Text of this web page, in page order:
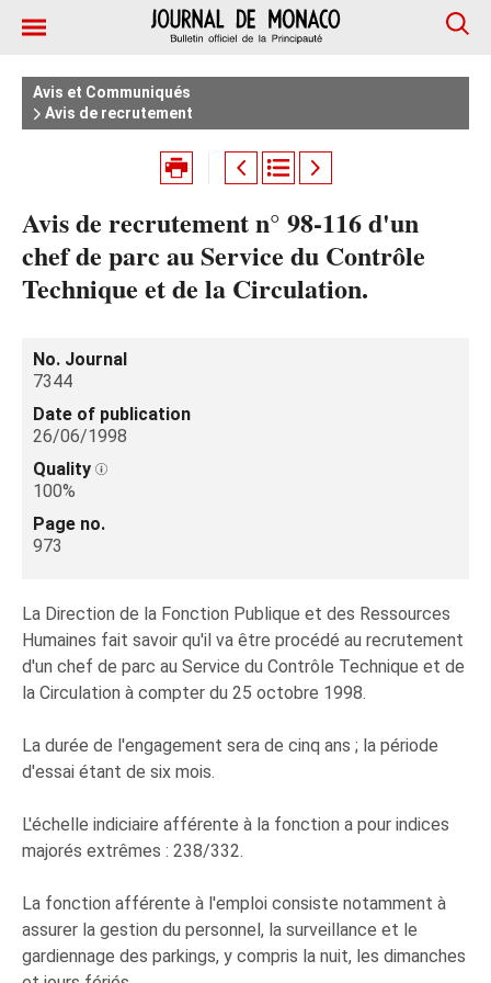
Avis et Communiqués
Avis de recrutement
Avis de recrutement n° 98-116 d'un
chef de parc au Service du Contrôle
Technique et de la Circulation.
No. Journal
7344
Date of publication
26/06/1998
Quality
100%
Page no.
973
La Direction de la Fonction Publique et des Ressources
Humaines fait savoir qu'il va être procédé au recrutement
d'un chef de parc au Service du Contrôle Technique et de
la Circulation à compter du 25 octobre 1998.
La durée de l'engagement sera de cinq ans ; la période
d'essai étant de six mois.
L'échelle indiciaire afférente à la fonction a pour indices
majorés extrêmes : 238/332.
La fonction afférente à l'emploi consiste notamment à
assurer la gestion du personnel, la surveillance et le
gardiennage des parkings, y compris la nuit, les dimanches